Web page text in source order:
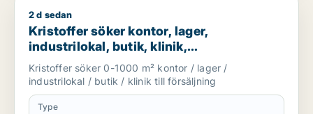
Kristoffer söker kontor, lager, industrilokal, butik, klinik,
2 d sedan
Kristoffer söker kontor, lager,
industrilokal, butik, klinik,
restauranglokal, bostadsfastighet, hotell
eller garage till salu i Sotenäs, Vårgårda
eller Grästorp m.fl.
Kristoffer söker 0-1000 m² kontor / lager /
industrilokal / butik / klinik till försäljning
Type